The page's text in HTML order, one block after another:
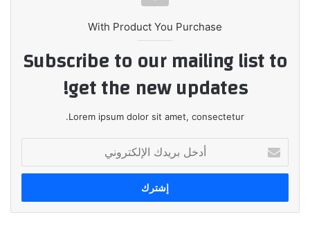
With Product You Purchase
Subscribe to our mailing list to
get the new updates!
Lorem ipsum dolor sit amet, consectetur.
بريدك
الإلكتروني